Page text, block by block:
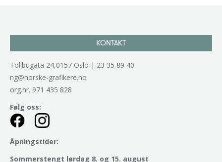
KONTAKT
Tollbugata 24,0157 Oslo | 23 35 89 40
ng@norske-grafikere.no
org.nr. 971 435 828
Følg oss:
Åpningstider:
Sommerstengt lørdag 8. og 15. august